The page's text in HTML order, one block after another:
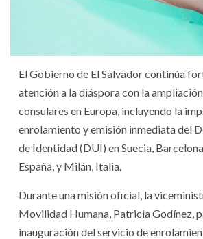
El Gobierno de El Salvador continúa
atención a la diáspora con la
consulares en Europa, incluyendo la
enrolamiento y emisión inmediata del
de Identidad (DUI) en Suecia,
España, y Milán, Italia.
Durante una misión oficial, la
Movilidad Humana, Patricia Godínez,
inauguración del servicio de